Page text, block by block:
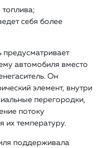
себя более
предусматривает
автомобиля вместо
Он
элемент, внутри
перегородки,
потоку
их температуру.
поддерживала